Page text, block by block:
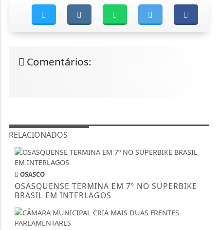
Comentários:
RELACIONADOS
OSASCO
OSASQUENSE TERMINA EM 7º NO SUPERBIKE
BRASIL EM INTERLAGOS